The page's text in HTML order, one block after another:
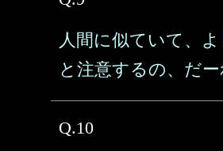
人間に似ていて、
と注意するの、だー
Q.10